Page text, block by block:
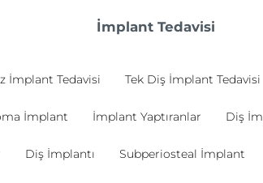
İmplant Tedavisi
İmplant Tedavisi Tek Diş İmplant Tedavisi
İmplant İmplant Yaptıranlar Diş
Diş İmplantı Subperiosteal İmplant